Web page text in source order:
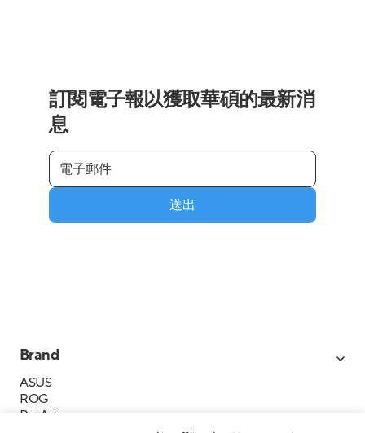
訂閱電子報以獲取華碩的最新消
息
送出
Brand
ASUS
ROG
ProArt